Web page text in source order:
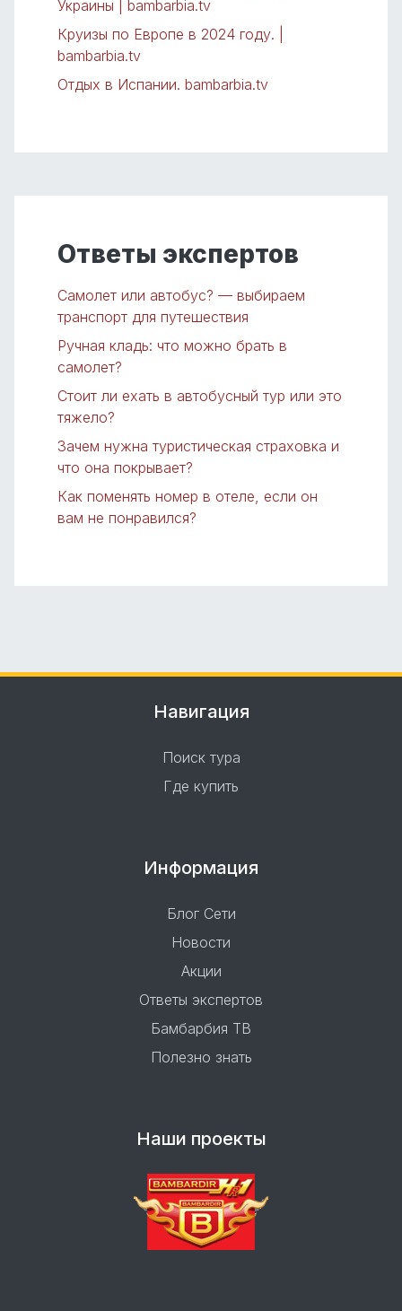
Украины | bambarbia.tv
Круизы по Европе в 2024 году. |
bambarbia.tv
Отдых в Испании. bambarbia.tv
Ответы экспертов
Самолет или автобус? — выбираем
транспорт для путешествия
Ручная кладь: что можно брать в
самолет?
Стоит ли ехать в автобусный тур или это
тяжело?
Зачем нужна туристическая страховка и
что она покрывает?
Как поменять номер в отеле, если он
вам не понравился?
Навигация
Поиск тура
Где купить
Информация
Блог Сети
Новости
Акции
Ответы экспертов
Бамбарбия ТВ
Полезно знать
Наши проекты